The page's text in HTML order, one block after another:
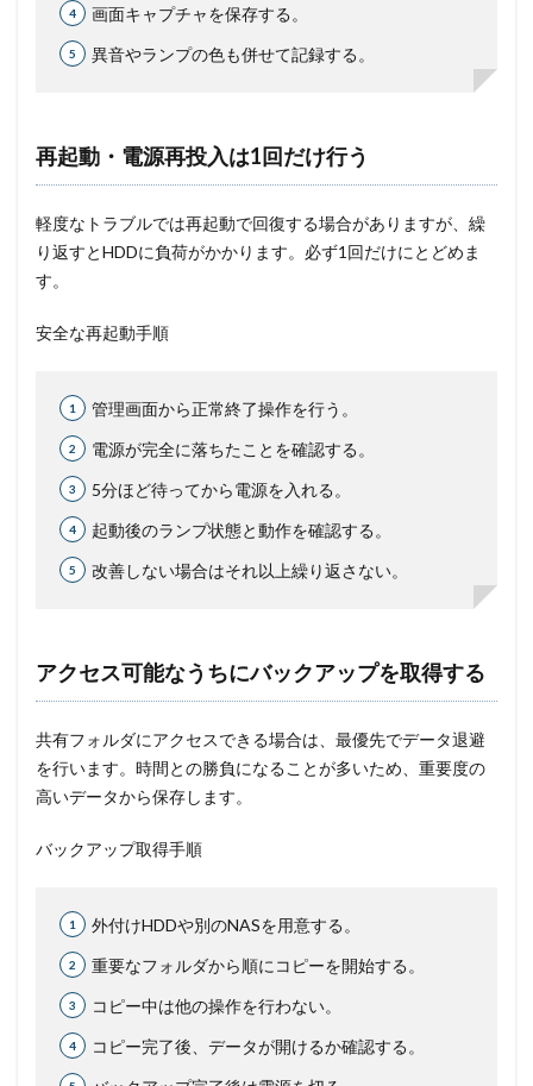
画面キャプチャを保存する。
異音やランプの色も併せて記録する。
再起動・電源再投入は1回だけ行う
軽度なトラブルでは再起動で回復する場合がありますが、繰
り返すとHDDに負荷がかかります。必ず1回だけにとどめま
す。
安全な再起動手順
管理画面から正常終了操作を行う。
電源が完全に落ちたことを確認する。
5分ほど待ってから電源を入れる。
起動後のランプ状態と動作を確認する。
改善しない場合はそれ以上繰り返さない。
アクセス可能なうちにバックアップを取得する
共有フォルダにアクセスできる場合は、最優先でデータ退避
を行います。時間との勝負になることが多いため、重要度の
高いデータから保存します。
バックアップ取得手順
外付けHDDや別のNASを用意する。
重要なフォルダから順にコピーを開始する。
コピー中は他の操作を行わない。
コピー完了後、データが開けるか確認する。